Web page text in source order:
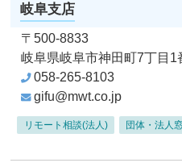
岐阜支店
〒500-8833
岐阜県岐阜市神田町7丁目1
058-265-8103
gifu@mwt.co.jp
リモート相談(法人) 団体・法人